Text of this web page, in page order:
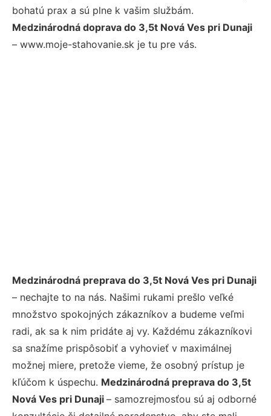
bohatú prax a sú plne k vašim službám.
Medzinárodná doprava do 3,5t Nová Ves pri Dunaji
– www.moje-stahovanie.sk je tu pre vás.
Medzinárodná preprava do 3,5t Nová Ves pri Dunaji
– nechajte to na nás. Našimi rukami prešlo veľké
množstvo spokojných zákazníkov a budeme veľmi
radi, ak sa k nim pridáte aj vy. Každému zákazníkovi
sa snažíme prispôsobiť a vyhovieť v maximálnej
možnej miere, pretože vieme, že osobný prístup je
kľúčom k úspechu. Medzinárodná preprava do 3,5t
Nová Ves pri Dunaji – samozrejmosťou sú aj odborné